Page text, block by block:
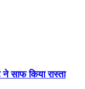
ने साफ किया रास्ता